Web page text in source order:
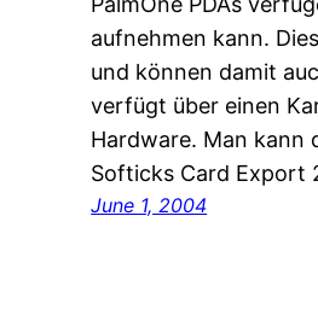
aufnehmen kann.
und können damit
verfügt über einen
Hardware. Man kann
Softicks Card Export
June 1, 2004